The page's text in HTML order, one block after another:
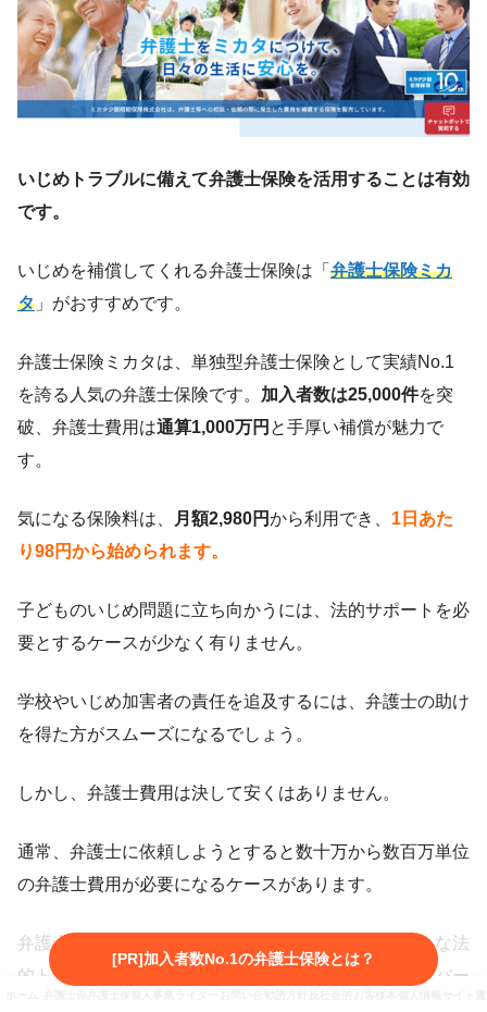
いじめトラブルに備えて弁護士保険を活用することは有効
です。
いじめを補償してくれる弁護士保険は「 弁護士保険ミカ
タ 」がおすすめです。
弁護士保険ミカタは、単独型弁護士保険として実績No.1
を誇る人気の弁護士保険です。 加入者数は25,000件を突
破、弁護士費用は通算1,000万円 と手厚い補償が魅力で
す。
気になる保険料は、 月額2,980円から利用でき、 1日あた
り98円から始められます。
子どものいじめ問題に立ち向かうには、法的サポートを必
要とするケースが少なく有りません。
学校やいじめ加害者の責任を追及するには、弁護士の助け
を得た方がスムーズになるでしょう。
しかし、弁護士費用は決して安くはありません。
通常、弁護士に依頼しようとすると数十万から数百万単位
の弁護士費用が必要になるケースがあります。
弁護士保険ミカタは、いじめをはじめとしたさまざまな法
的トラブルに遭遇した方の弁護士費用や裁判費用をカバー
[PR]加入者数No.1の弁護士保険とは？